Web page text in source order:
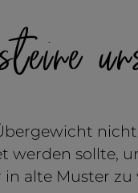
werden sollte,
alte Muster zu